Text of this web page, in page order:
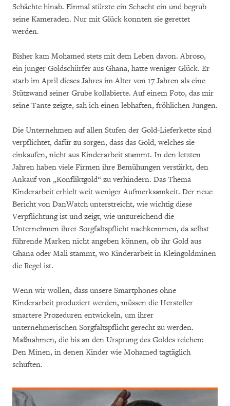
Schächte hinab. Einmal stürzte ein Schacht ein und begrub
seine Kameraden. Nur mit Glück konnten sie gerettet
werden.
Bisher kam Mohamed stets mit dem Leben davon. Abroso,
ein junger Goldschürfer aus Ghana, hatte weniger Glück. Er
starb im April dieses Jahres im Alter von 17 Jahren als eine
Stützwand seiner Grube kollabierte. Auf einem Foto, das mir
seine Tante zeigte, sah ich einen lebhaften, fröhlichen Jungen.
Die Unternehmen auf allen Stufen der Gold-Lieferkette sind
verpflichtet, dafür zu sorgen, dass das Gold, welches sie
einkaufen, nicht aus Kinderarbeit stammt. In den letzten
Jahren haben viele Firmen ihre Bemühungen verstärkt, den
Ankauf von „Konfliktgold“ zu verhindern. Das Thema
Kinderarbeit erhielt weit weniger Aufmerksamkeit. Der neue
Bericht von DanWatch unterstreicht, wie wichtig diese
Verpflichtung ist und zeigt, wie unzureichend die
Unternehmen ihrer Sorgfaltspflicht nachkommen, da selbst
führende Marken nicht angeben können, ob ihr Gold aus
Ghana oder Mali stammt, wo Kinderarbeit in Kleingoldminen
die Regel ist.
Wenn wir wollen, dass unsere Smartphones ohne
Kinderarbeit produziert werden, müssen die Hersteller
smartere Prozeduren entwickeln, um ihrer
unternehmerischen Sorgfaltspflicht gerecht zu werden.
Maßnahmen, die bis an den Ursprung des Goldes reichen:
Den Minen, in denen Kinder wie Mohamed tagtäglich
schuften.